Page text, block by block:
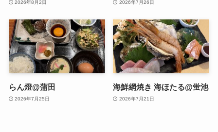
2026年8月2日 2026年7月26日
らん燈@蒲田
2026年7月25日
海鮮網焼き 海ほたる@蛍池
2026年7月21日